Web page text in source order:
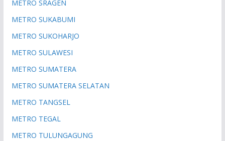
METRO SRAGEN
METRO SUKABUMI
METRO SUKOHARJO
METRO SULAWESI
METRO SUMATERA
METRO SUMATERA SELATAN
METRO TANGSEL
METRO TEGAL
METRO TULUNGAGUNG